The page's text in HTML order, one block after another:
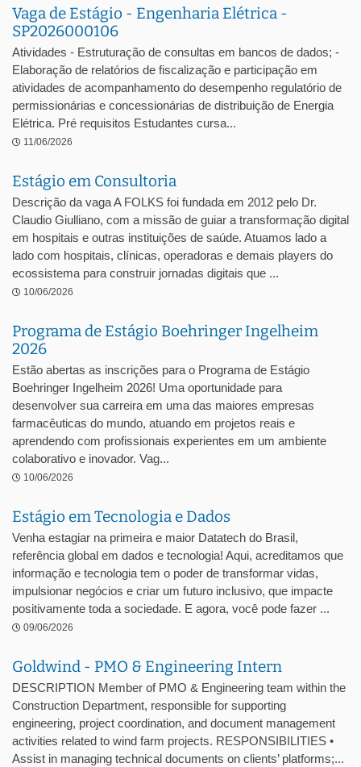
Vaga de Estágio - Engenharia Elétrica -
SP2026000106
Atividades - Estruturação de consultas em bancos de dados; -
Elaboração de relatórios de fiscalização e participação em
atividades de acompanhamento do desempenho regulatório de
permissionárias e concessionárias de distribuição de Energia
Elétrica. Pré requisitos Estudantes cursa...
11/06/2026
Estágio em Consultoria
Descrição da vaga A FOLKS foi fundada em 2012 pelo Dr.
Claudio Giulliano, com a missão de guiar a transformação digital
em hospitais e outras instituições de saúde. Atuamos lado a
lado com hospitais, clínicas, operadoras e demais players do
ecossistema para construir jornadas digitais que ...
10/06/2026
Programa de Estágio Boehringer Ingelheim
2026
Estão abertas as inscrições para o Programa de Estágio
Boehringer Ingelheim 2026! Uma oportunidade para
desenvolver sua carreira em uma das maiores empresas
farmacêuticas do mundo, atuando em projetos reais e
aprendendo com profissionais experientes em um ambiente
colaborativo e inovador. Vag...
10/06/2026
Estágio em Tecnologia e Dados
Venha estagiar na primeira e maior Datatech do Brasil,
referência global em dados e tecnologia! Aqui, acreditamos que
informação e tecnologia tem o poder de transformar vidas,
impulsionar negócios e criar um futuro inclusivo, que impacte
positivamente toda a sociedade. E agora, você pode fazer ...
09/06/2026
Goldwind - PMO & Engineering Intern
DESCRIPTION Member of PMO & Engineering team within the
Construction Department, responsible for supporting
engineering, project coordination, and document management
activities related to wind farm projects. RESPONSIBILITIES •
Assist in managing technical documents on clients’ platforms;...